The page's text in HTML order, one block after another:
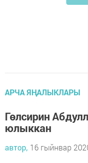
АРЧА ЯҢАЛЫКЛАРЫ
Гөлсирин
юлыккан
автор, 16 гыйнвар